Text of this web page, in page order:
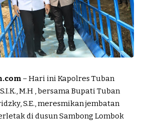
– Hari ini Kapolres Tuban
M.H , bersama Bupati Tuban
S.E., meresmikan jembatan
di dusun Sambong Lombok